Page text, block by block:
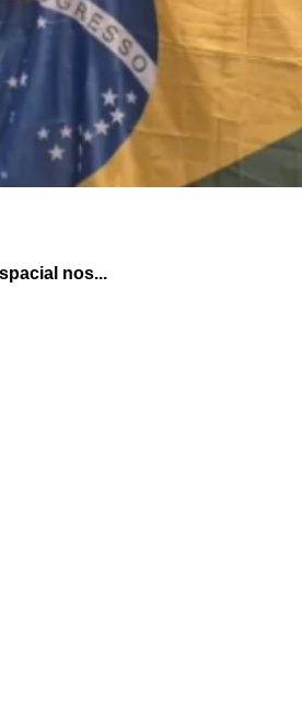
nos...